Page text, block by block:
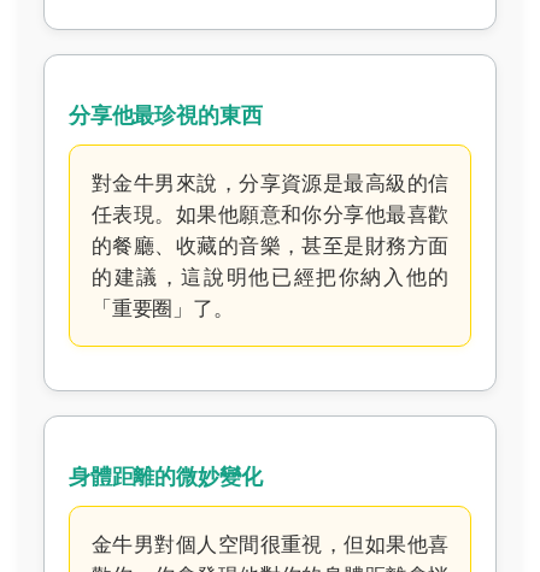
分享他最珍視的東西
對金牛男來說，分享資源是最高級的信
任表現。如果他願意和你分享他最喜歡
的餐廳、收藏的音樂，甚至是財務方面
的建議，這說明他已經把你納入他的
「重要圈」了。
身體距離的微妙變化
金牛男對個人空間很重視，但如果他喜